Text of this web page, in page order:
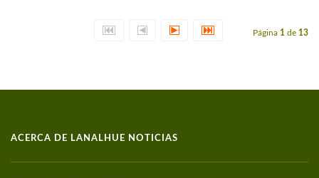
Página 1 de 13
ACERCA DE LANALHUE NOTICIAS